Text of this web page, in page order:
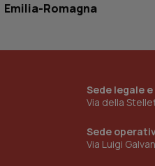
Emilia-Romagna
Sede legale
Via della
Sede
Via Luigi
Nome
_ga_0VMQEQKQ1N
Nome